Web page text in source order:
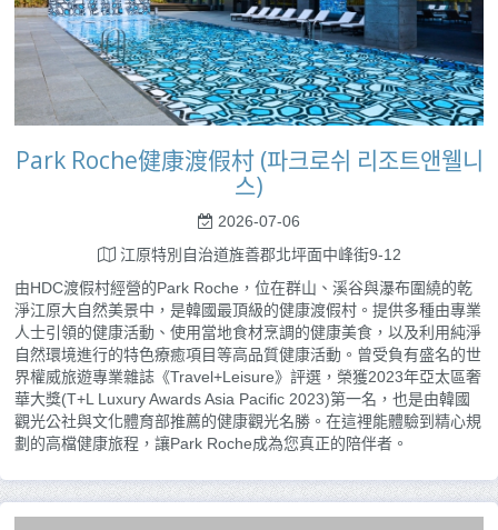
Park Roche健康渡假村 (파크로쉬 리조트앤웰니
스)
2026-07-06
江原特別自治道旌善郡北坪面中峰街9-12
由HDC渡假村經營的Park Roche，位在群山、溪谷與瀑布圍繞的乾
淨江原大自然美景中，是韓國最頂級的健康渡假村。提供多種由專業
人士引領的健康活動、使用當地食材烹調的健康美食，以及利用純淨
自然環境進行的特色療癒項目等高品質健康活動。曾受負有盛名的世
界權威旅遊專業雜誌《Travel+Leisure》評選，榮獲2023年亞太區奢
華大獎(T+L Luxury Awards Asia Pacific 2023)第一名，也是由韓國
觀光公社與文化體育部推薦的健康觀光名勝。在這裡能體驗到精心規
劃的高檔健康旅程，讓Park Roche成為您真正的陪伴者。